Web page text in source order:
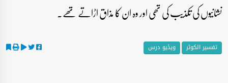
نشانیوں کی تکذیب کی تھی اور وہ ان کا مذاق اڑاتے تھے۔
تفسیر الکوثر ویڈیو درس